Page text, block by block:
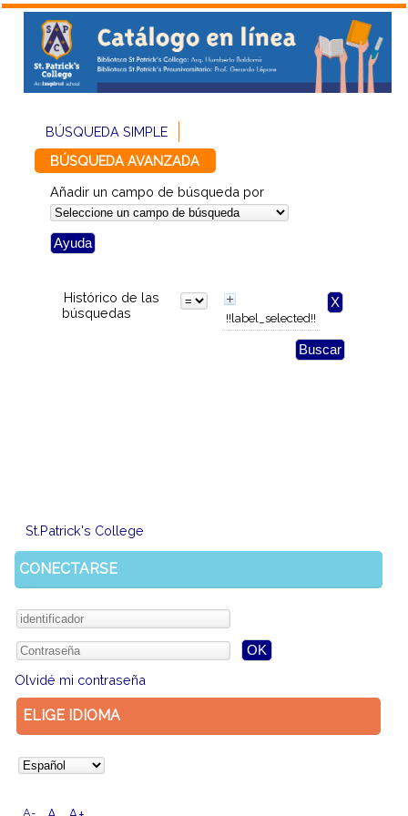
BÚSQUEDA SIMPLE
BÚSQUEDA AVANZADA
Añadir un campo de búsqueda por
Histórico de las
búsquedas
!!label_selected!!
St.Patrick's College
A-
ELIGE IDIOMA
CONECTARSE
Olvidé mi contraseña